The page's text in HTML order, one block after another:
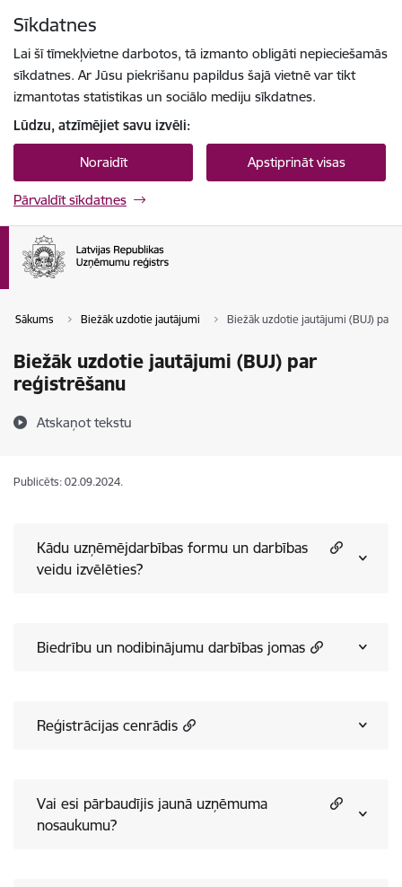
Sīkdatnes
Lai šī tīmekļvietne darbotos, tā izmanto obligāti nepieciešamās
sīkdatnes. Ar Jūsu piekrišanu papildus šajā vietnē var tikt
izmantotas statistikas un sociālo mediju sīkdatnes.
Lūdzu, atzīmējiet savu izvēli:
Noraidīt Apstiprināt visas
Pārvaldīt sīkdatnes
Sākums Biežāk uzdotie jautājumi Biežāk uzdotie jautājumi (BUJ) par
Biežāk uzdotie jautājumi (BUJ) par
reģistrēšanu
Atskaņot tekstu
Publicēts: 02.09.2024.
Kādu uzņēmējdarbības formu un darbības
veidu izvēlēties?
Biedrību un nodibinājumu darbības jomas
Reģistrācijas cenrādis
Vai esi pārbaudījis jaunā uzņēmuma
nosaukumu?